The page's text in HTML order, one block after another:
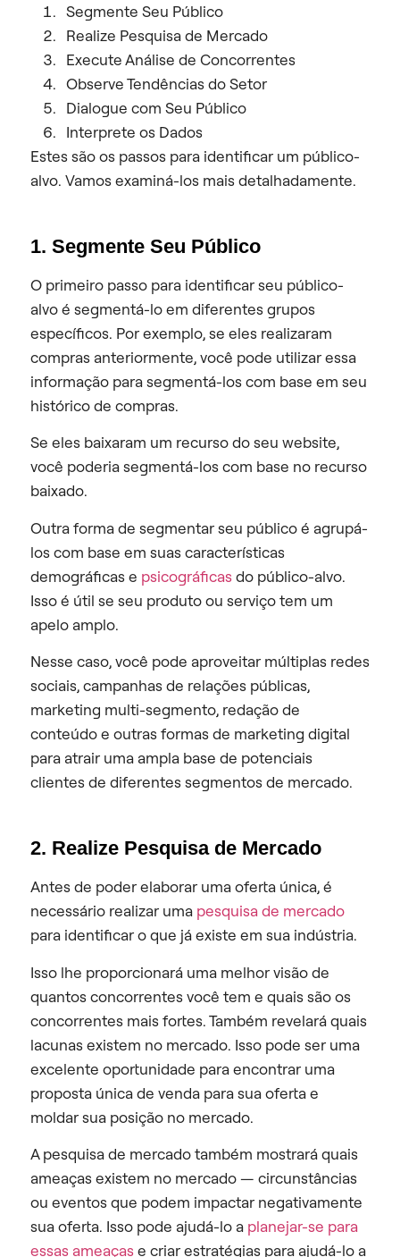
Segmente Seu Público
Realize Pesquisa de Mercado
Execute Análise de Concorrentes
Observe Tendências do Setor
Dialogue com Seu Público
Interprete os Dados
Estes são os passos para identificar um público-
alvo. Vamos examiná-los mais detalhadamente.
1. Segmente Seu Público
O primeiro passo para identificar seu público-
alvo é segmentá-lo em diferentes grupos
específicos. Por exemplo, se eles realizaram
compras anteriormente, você pode utilizar essa
informação para segmentá-los com base em seu
histórico de compras.
Se eles baixaram um recurso do seu website,
você poderia segmentá-los com base no recurso
baixado.
Outra forma de segmentar seu público é agrupá-
los com base em suas características
demográficas e psicográficasdo público-alvo.
Isso é útil se seu produto ou serviço tem um
apelo amplo.
Nesse caso, você pode aproveitar múltiplas redes
sociais, campanhas de relações públicas,
marketing multi-segmento, redação de
conteúdo e outras formas de marketing digital
para atrair uma ampla base de potenciais
clientes de diferentes segmentos de mercado.
2. Realize Pesquisa de Mercado
Antes de poder elaborar uma oferta única, é
necessário realizar uma pesquisa de mercado
para identificar o que já existe em sua indústria.
Isso lhe proporcionará uma melhor visão de
quantos concorrentes você tem e quais são os
concorrentes mais fortes. Também revelará quais
lacunas existem no mercado. Isso pode ser uma
excelente oportunidade para encontrar uma
proposta única de venda para sua oferta e
moldar sua posição no mercado.
A pesquisa de mercado também mostrará quais
ameaças existem no mercado — circunstâncias
ou eventos que podem impactar negativamente
sua oferta. Isso pode ajudá-lo a planejar-se para
essas ameaçase criar estratégias para ajudá-lo a